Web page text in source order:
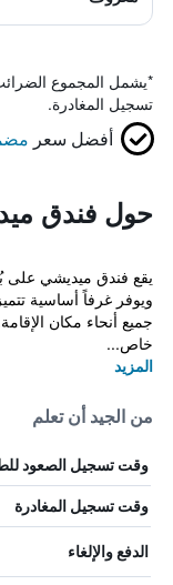
*يشمل المجموع
تسجيل المغادرة.
أفضل سعر
حول فندق
يقع فندق ميديشي على
ويوفر غرفاً أساسية
جميع أنحاء مكان
خاص...
المزيد
من الجيد أن تعلم
وقت تسجيل الصعود
وقت تسجيل المغادرة
الدفع والإلغاء